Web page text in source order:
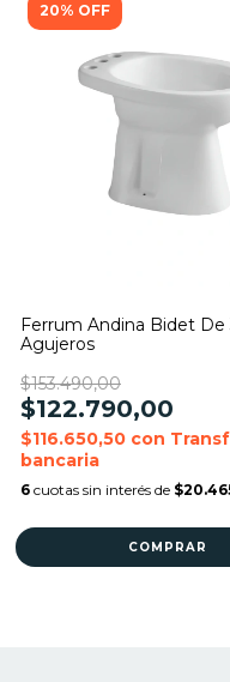
20% OFF
Ferrum Andina Bidet De
Agujeros
$153.490,00
$122.790,00
$116.650,50 con
bancaria
6 cuotas sin interés de